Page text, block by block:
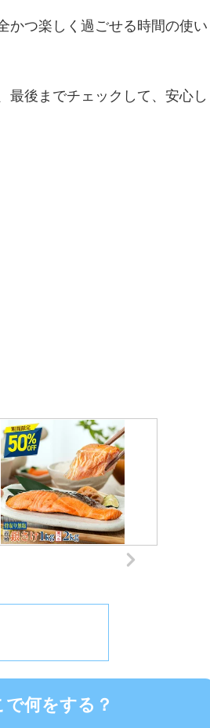
かつ楽しく過ごせる時間の使い
最後までチェックして、安心し
何をする？